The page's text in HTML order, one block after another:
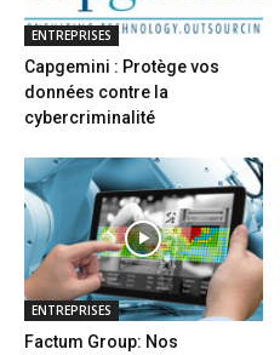
ENTREPRISES
Capgemini : Protège vos
données contre la
cybercriminalité
ENTREPRISES
Factum Group: Nos